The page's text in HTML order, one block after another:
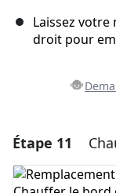
Laissez
droit pour
Ajouter un
Étape 11